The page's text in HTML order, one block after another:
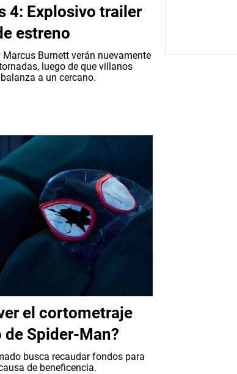
4: Explosivo trailer
estreno
Marcus Burnett verán nuevamente
luego de que villanos
a un cercano.
el cortometraje
de Spider-Man?
busca recaudar fondos para
de beneficencia.